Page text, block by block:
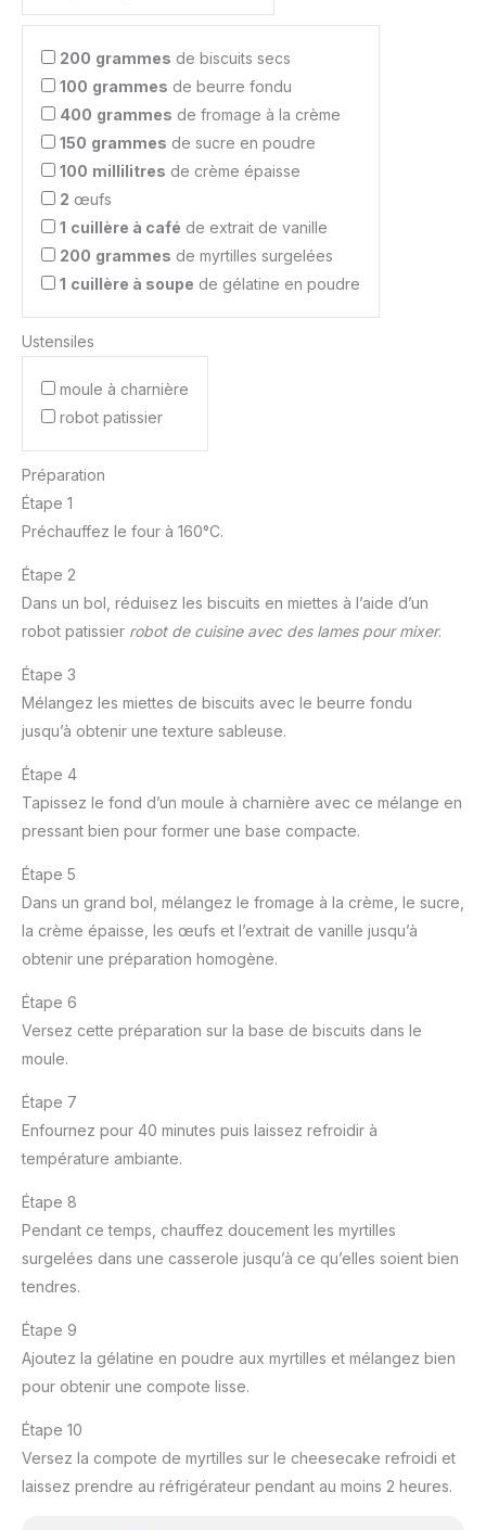
200 grammes de biscuits secs
100 grammes de beurre fondu
400 grammes de fromage à la crème
150 grammes de sucre en poudre
100 millilitres de crème épaisse
2 œufs
1 cuillère à café de extrait de vanille
200 grammes de myrtilles surgelées
1 cuillère à soupe de gélatine en poudre
Ustensiles
moule à charnière
robot patissier
Préparation
Étape 1
Préchauffez le four à 160°C.
Étape 2
Dans un bol, réduisez les biscuits en miettes à l’aide d’un
robot patissier robot de cuisine avec des lames pour mixer.
Étape 3
Mélangez les miettes de biscuits avec le beurre fondu
jusqu’à obtenir une texture sableuse.
Étape 4
Tapissez le fond d’un moule à charnière avec ce mélange en
pressant bien pour former une base compacte.
Étape 5
Dans un grand bol, mélangez le fromage à la crème, le sucre,
la crème épaisse, les œufs et l’extrait de vanille jusqu’à
obtenir une préparation homogène.
Étape 6
Versez cette préparation sur la base de biscuits dans le
moule.
Étape 7
Enfournez pour 40 minutes puis laissez refroidir à
température ambiante.
Étape 8
Pendant ce temps, chauffez doucement les myrtilles
surgelées dans une casserole jusqu’à ce qu’elles soient bien
tendres.
Étape 9
Ajoutez la gélatine en poudre aux myrtilles et mélangez bien
pour obtenir une compote lisse.
Étape 10
Versez la compote de myrtilles sur le cheesecake refroidi et
laissez prendre au réfrigérateur pendant au moins 2 heures.